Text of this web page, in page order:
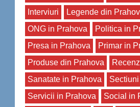
Interviuri
Legende din
ONG in Prahova
Politica in
Presa in Prahova
Primar in
Produse din Prahova
Sanatate in Prahova
Sectiuni
Servicii in Prahova
Social in